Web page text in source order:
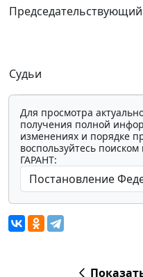
Председательствующий
Судьи
Для просмотра
получения полной
изменениях и порядке
воспользуйтесь
ГАРАНТ: